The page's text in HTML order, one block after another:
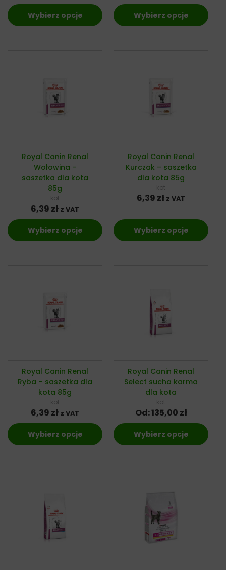
Wybierz opcje Wybierz opcje
Royal Canin Renal
Wołowina –
saszetka dla kota
85g
kot
6,39 zł z VAT
Wybierz opcje
Royal Canin Renal
Kurczak – saszetka
dla kota 85g
kot
6,39 zł z VAT
Wybierz opcje
Royal Canin Renal
Ryba – saszetka dla
kota 85g
kot
6,39 zł z VAT
Wybierz opcje
Royal Canin Renal
Select sucha karma
dla kota
kot
Od:135,00 zł
Wybierz opcje